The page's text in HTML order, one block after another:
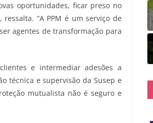
oportunidades, ficar preso no
“A PPM é um serviço de
agentes de transformação para
e intermediar adesões a
técnica e supervisão da Susep e
mutualista não é seguro e